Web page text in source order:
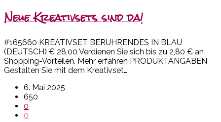
Neue Kreativsets sind da!
#165660 KREATIVSET BERÜHRENDES IN BLAU
(DEUTSCH) € 28,00 Verdienen Sie sich bis zu 2,80 € an
Shopping-Vorteilen. Mehr erfahren PRODUKTANGABEN
Gestalten Sie mit dem Kreativset…
6. Mai 2025
650
0
0